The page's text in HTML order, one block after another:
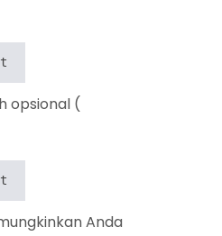
opsional (
Anda